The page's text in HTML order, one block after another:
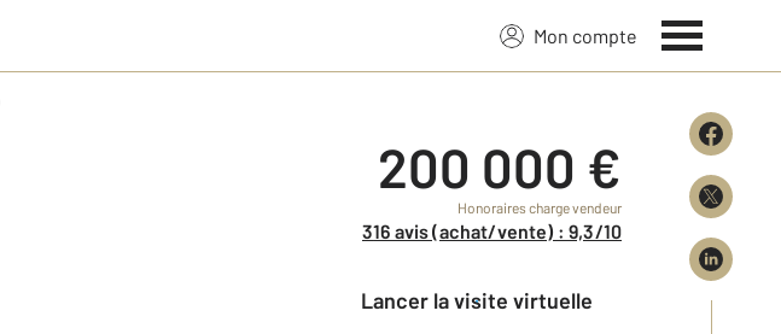
Mon compte
200 000 €
Honoraires charge vendeur
316 avis (achat/vente) : 9,3/10
Lancer la visite virtuelle